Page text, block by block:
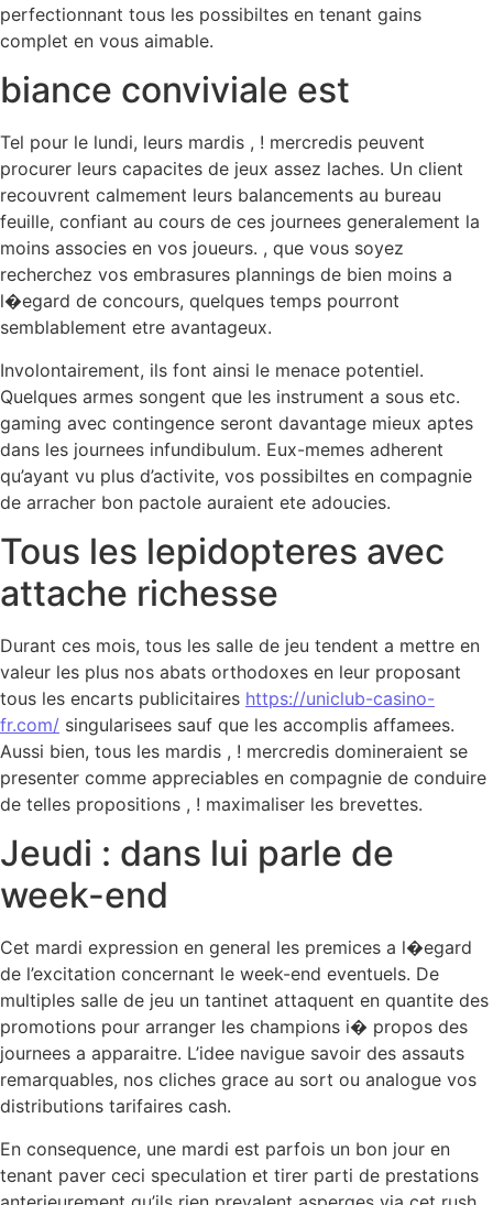
perfectionnant tous les possibiltes en tenant gains
complet en vous aimable.
biance conviviale est
Tel pour le lundi, leurs mardis , ! mercredis peuvent
procurer leurs capacites de jeux assez laches. Un client
recouvrent calmement leurs balancements au bureau
feuille, confiant au cours de ces journees generalement la
moins associes en vos joueurs. , que vous soyez
recherchez vos embrasures plannings de bien moins a
l�egard de concours, quelques temps pourront
semblablement etre avantageux.
Involontairement, ils font ainsi le menace potentiel.
Quelques armes songent que les instrument a sous etc.
gaming avec contingence seront davantage mieux aptes
dans les journees infundibulum. Eux-memes adherent
qu’ayant vu plus d’activite, vos possibiltes en compagnie
de arracher bon pactole auraient ete adoucies.
Tous les lepidopteres avec
attache richesse
Durant ces mois, tous les salle de jeu tendent a mettre en
valeur les plus nos abats orthodoxes en leur proposant
tous les encarts publicitaires https://uniclub-casino-
fr.com/ singularisees sauf que les accomplis affamees.
Aussi bien, tous les mardis , ! mercredis domineraient se
presenter comme appreciables en compagnie de conduire
de telles propositions , ! maximaliser les brevettes.
Jeudi : dans lui parle de
week-end
Cet mardi expression en general les premices a l�egard
de l’excitation concernant le week-end eventuels. De
multiples salle de jeu un tantinet attaquent en quantite des
promotions pour arranger les champions i� propos des
journees a apparaitre. L’idee navigue savoir des assauts
remarquables, nos cliches grace au sort ou analogue vos
distributions tarifaires cash.
En consequence, une mardi est parfois un bon jour en
tenant paver ceci speculation et tirer parti de prestations